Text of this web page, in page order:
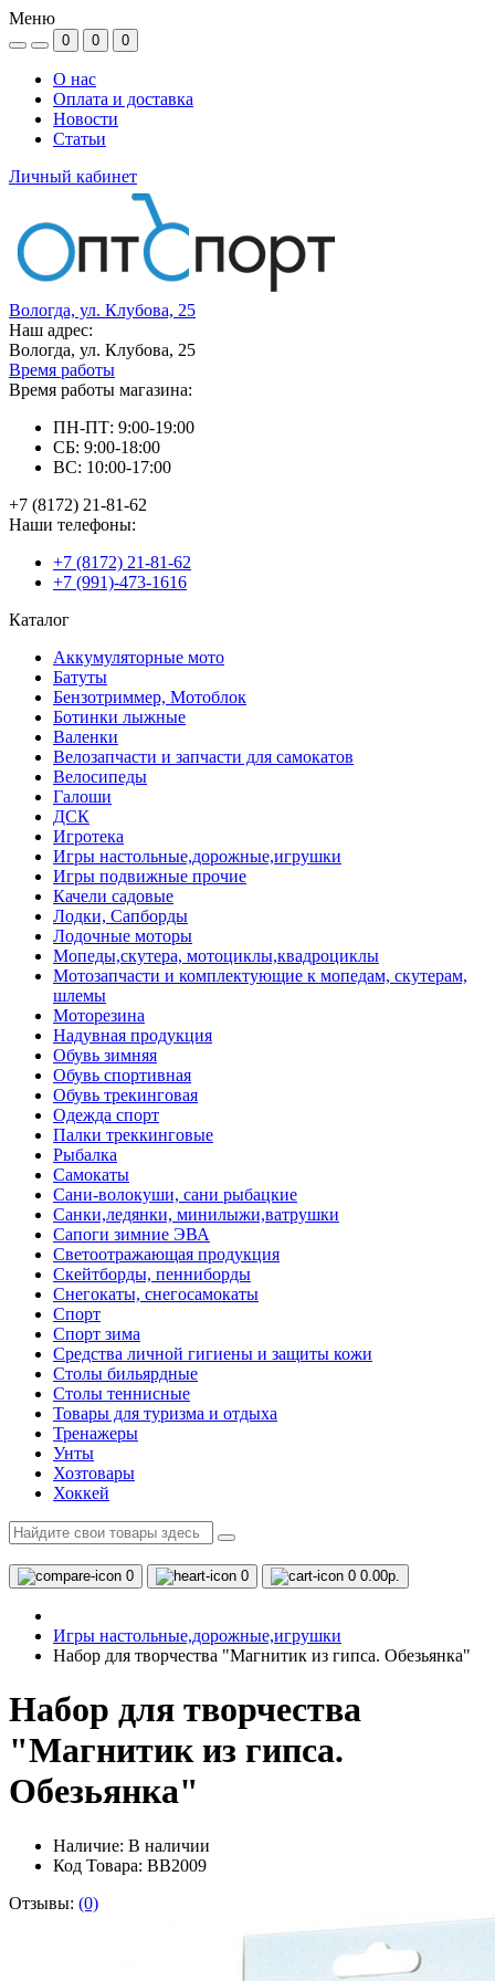
Меню
0 0 0
О нас
Оплата и доставка
Новости
Статьи
Личный кабинет
Вологда, ул. Клубова, 25
Наш адрес:
Вологда, ул. Клубова, 25
Время работы
Время работы магазина:
ПН-ПТ: 9:00-19:00
СБ: 9:00-18:00
ВС: 10:00-17:00
+7 (8172) 21-81-62
Наши телефоны:
+7 (8172) 21-81-62
+7 (991)-473-1616
Каталог
Аккумуляторные мото
Батуты
Бензотриммер, Мотоблок
Ботинки лыжные
Валенки
Велозапчасти и запчасти для самокатов
Велосипеды
Галоши
ДСК
Игротека
Игры настольные,дорожные,игрушки
Игры подвижные прочие
Качели садовые
Лодки, Сапборды
Лодочные моторы
Мопеды,скутера, мотоциклы,квадроциклы
Мотозапчасти и комплектующие к мопедам, скутерам,
шлемы
Моторезина
Надувная продукция
Обувь зимняя
Обувь спортивная
Обувь трекинговая
Одежда спорт
Палки треккинговые
Рыбалка
Самокаты
Сани-волокуши, сани рыбацкие
Санки,ледянки, минилыжи,ватрушки
Сапоги зимние ЭВА
Светоотражающая продукция
Скейтборды, пенниборды
Снегокаты, снегосамокаты
Спорт
Спорт зима
Средства личной гигиены и защиты кожи
Столы бильярдные
Столы теннисные
Товары для туризма и отдыха
Тренажеры
Унты
Хозтовары
Хоккей
0 0 0 0.00р.
Игры настольные,дорожные,игрушки
Набор для творчества "Магнитик из гипса. Обезьянка"
Набор для творчества
"Магнитик из гипса.
Обезьянка"
Наличие: В наличии
Код Товара: ВВ2009
Отзывы: (0)